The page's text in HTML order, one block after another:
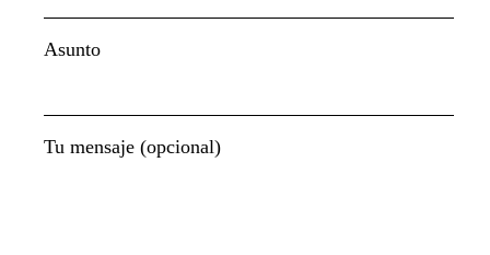
Asunto
Tu mensaje (opcional)